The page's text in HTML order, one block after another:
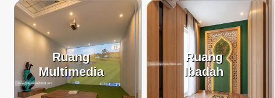
Ruang
Multimedia
Ruang
Ibadah